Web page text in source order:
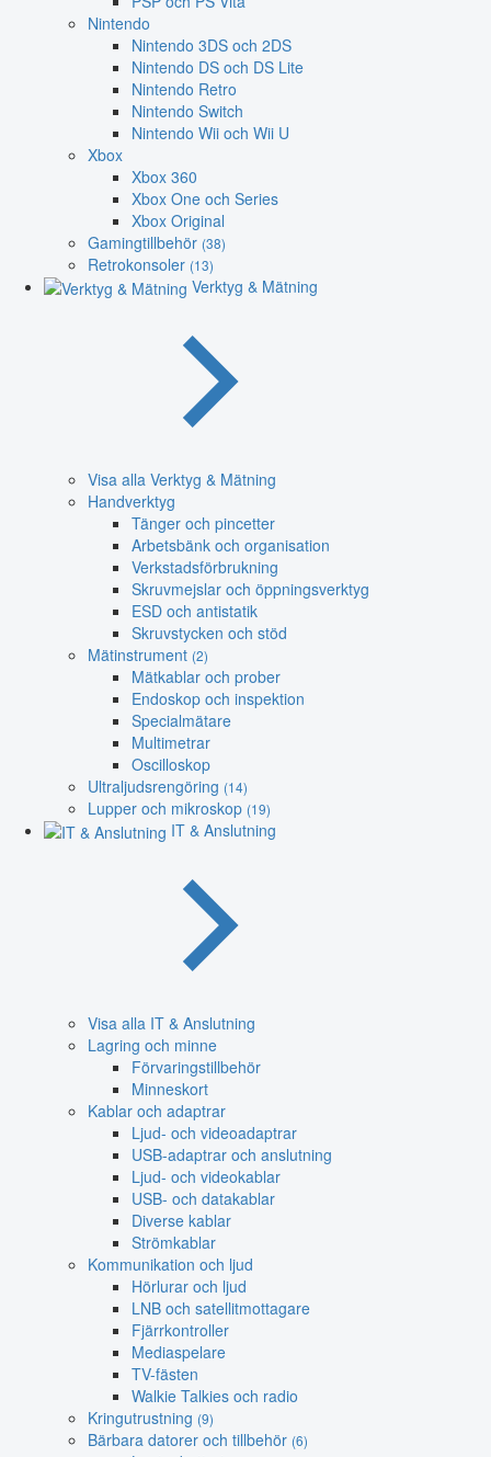
Nintendo
Nintendo 3DS och 2DS
Nintendo DS och DS Lite
Nintendo Retro
Nintendo Switch
Nintendo Wii och Wii U
Xbox
Xbox 360
Xbox One och Series
Xbox Original
Gamingtillbehör (38)
Retrokonsoler (13)
Verktyg & Mätning
Visa alla Verktyg & Mätning
Handverktyg
Tänger och pincetter
Arbetsbänk och organisation
Verkstadsförbrukning
Skruvmejslar och öppningsverktyg
ESD och antistatik
Skruvstycken och stöd
Mätinstrument (2)
Mätkablar och prober
Endoskop och inspektion
Specialmätare
Multimetrar
Oscilloskop
Ultraljudsrengöring (14)
Lupper och mikroskop (19)
IT & Anslutning
Visa alla IT & Anslutning
Lagring och minne
Förvaringstillbehör
Minneskort
Kablar och adaptrar
Ljud- och videoadaptrar
USB-adaptrar och anslutning
Ljud- och videokablar
USB- och datakablar
Diverse kablar
Strömkablar
Kommunikation och ljud
Hörlurar och ljud
LNB och satellitmottagare
Fjärrkontroller
Mediaspelare
TV-fästen
Walkie Talkies och radio
Kringutrustning (9)
Bärbara datorer och tillbehör (6)